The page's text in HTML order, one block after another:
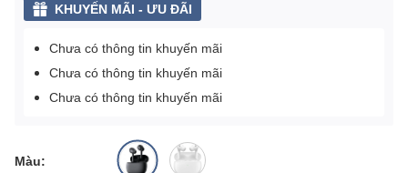
KHUYẾN MÃI - ƯU ĐÃI
Chưa có thông tin khuyến mãi
Chưa có thông tin khuyến mãi
Chưa có thông tin khuyến mãi
Màu: